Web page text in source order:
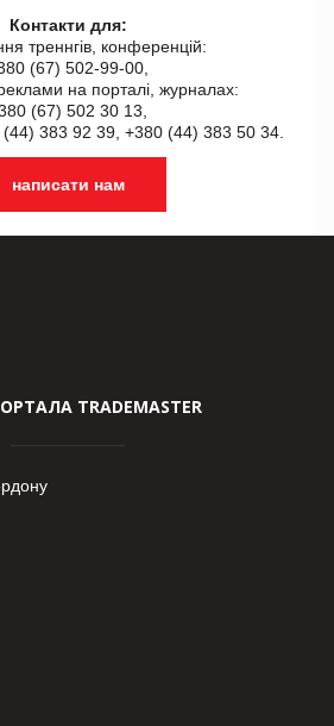
Контакти для:
треннгів, конференцій:
(67) 502-99-00,
на порталі, журналах:
(67) 502 30 13,
(44) 383 92 39, +380 (44) 383 50 34.
написати нам
TRADEMASTER